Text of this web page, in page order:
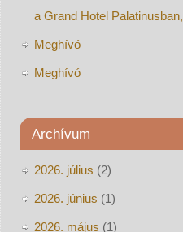
a Grand Hotel Palatinusban,
Meghívó
Meghívó
Archívum
2026. július (2)
2026. június (1)
2026. május (1)